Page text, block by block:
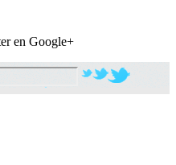
en Google+